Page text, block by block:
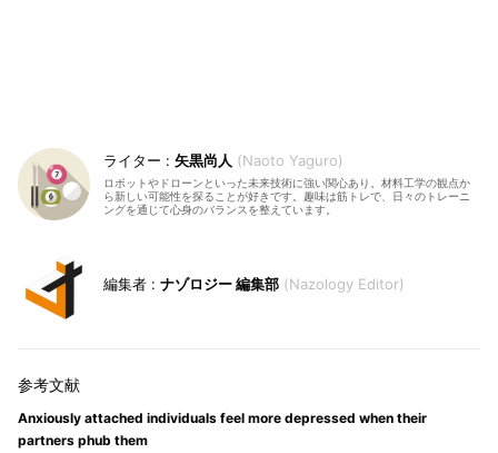
矢黒尚人 Naoto Yaguro
ロボットやドローンといった未来技術に強い関心あり。材料工学の観点か
ら新しい可能性を探ることが好きです。趣味は筋トレで、日々のトレーニ
ングを通じて心身のバランスを整えています。
ナゾロジー 編集部 Nazology Editor
Anxiously attached individuals feel more depressed when their
partners phub them